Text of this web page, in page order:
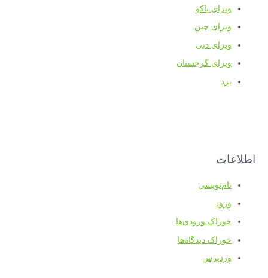
ویزای باکو
ویزای چین
ویزای دبی
ویزای گرجستان
یزد
اطلاعات
نام‌نویسی
ورود
خوراک ورودی‌ها
خوراک دیدگاه‌ها
وردپرس